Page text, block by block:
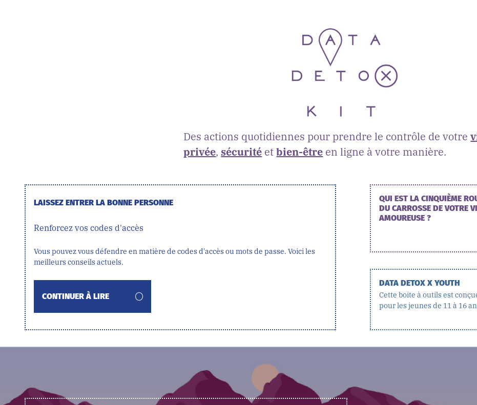
Des actions quotidiennes pour prendre le contrôle de votre
privée,sécurité etbien-être en ligne à votre manière.
LAISSEZ ENTRER LA BONNE PERSONNE
Renforcez vos codes d'accès
Vous pouvez vous défendre en matière de codes d'accès ou mots de passe. Voici les
meilleurs conseils actuels.
CONTINUER À LIRE
QUI EST LA CINQUIÈME
DU CARROSSE DE VOTRE
AMOUREUSE ?
DATA DETOX X YOUTH
Cette boite à outils est
pour les jeunes de 11 à 16